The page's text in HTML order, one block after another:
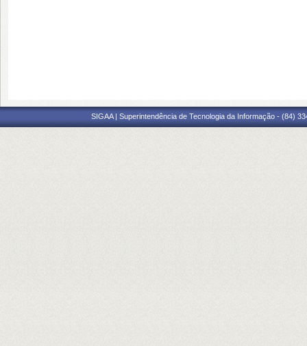
SIGAA | Superintendência de Tecnologia da Informação - (84)